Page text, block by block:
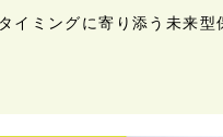
イミングに寄り添う未来型